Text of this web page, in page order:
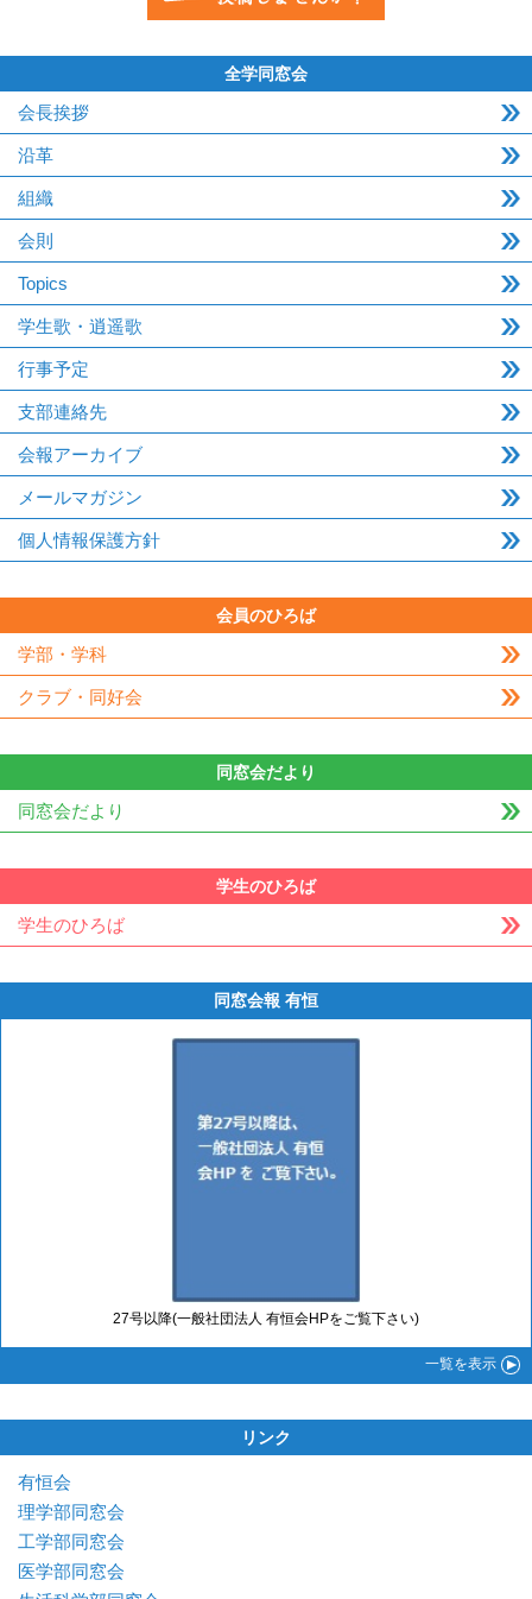
全学同窓会
会長挨拶
沿革
組織
会則
Topics
学生歌・逍遥歌
行事予定
支部連絡先
会報アーカイブ
メールマガジン
個人情報保護方針
会員のひろば
学部・学科
クラブ・同好会
同窓会だより
同窓会だより
学生のひろば
学生のひろば
同窓会報 有恒
27号以降(一般社団法人 有恒会HPをご覧下さい)
一覧を表示
リンク
有恒会
理学部同窓会
工学部同窓会
医学部同窓会